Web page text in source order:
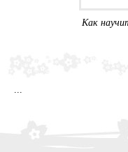
Как
...